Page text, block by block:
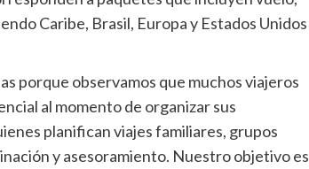
Caribe, Brasil, Europa y Estados Unidos
porque observamos que muchos viajeros
al momento de organizar sus
planifican viajes familiares, grupos
y asesoramiento. Nuestro objetivo es